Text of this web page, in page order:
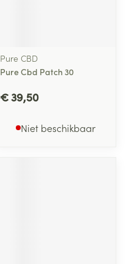
Pure CBD
Pure Cbd Patch 30
€ 39,50
Niet beschikbaar